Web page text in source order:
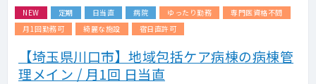
NEW 定期 日当直 病院 ゆったり勤務
専門医資格不問
月1回勤務可
綺麗な施設 宿日直許可
【埼玉県川口市】地域包括ケア病棟の病棟管
理メイン / 月1回 日当直